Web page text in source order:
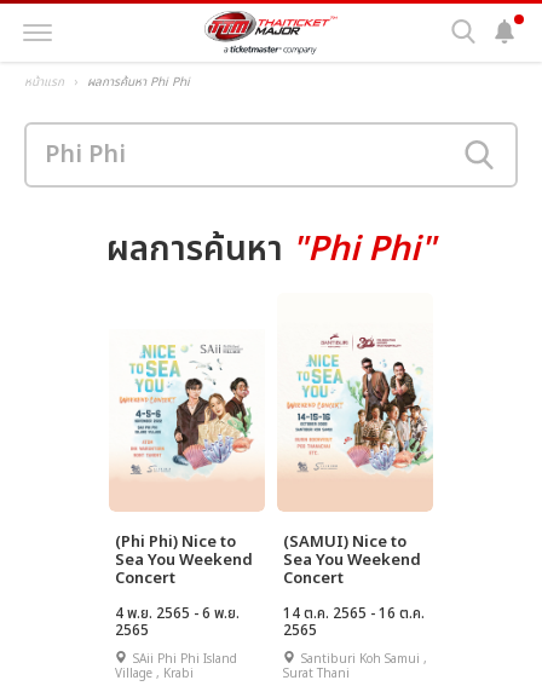
หน้าแรก ผลการค้นหา Phi Phi
ผลการค้นหา "Phi Phi"
(Phi Phi) Nice to
Sea You Weekend
Concert
4 พ.ย. 2565 - 6 พ.ย.
2565
SAii Phi Phi Island
Village , Krabi
(SAMUI) Nice to
Sea You Weekend
Concert
14 ต.ค. 2565 - 16 ต.ค.
2565
Santiburi Koh Samui ,
Surat Thani